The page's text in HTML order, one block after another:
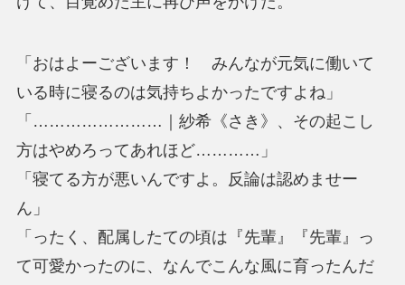
「おはよーございます！ みんなが元気に働いて
いる時に寝るのは気持ちよかったですよね」
「……………………｜紗希《さき》、その起こし
方はやめろってあれほど…………」
「寝てる方が悪いんですよ。反論は認めませー
ん」
「ったく、配属したての頃は『先輩』『先輩』っ
て可愛かったのに、なんでこんな風に育ったんだ